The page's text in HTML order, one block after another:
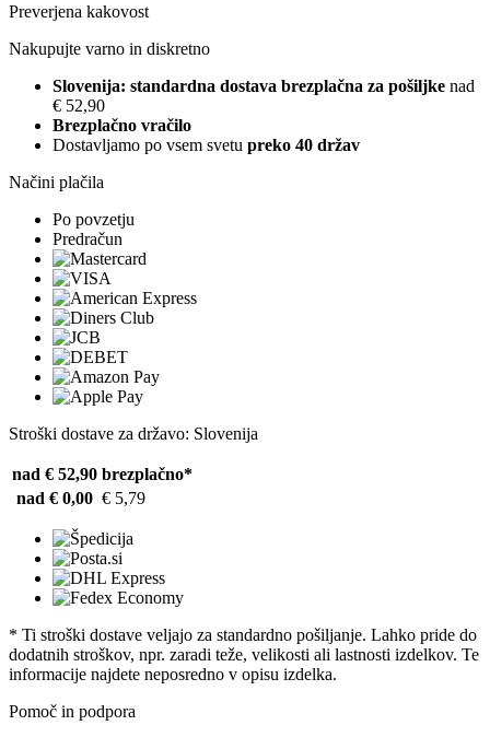
Preverjena kakovost
Nakupujte varno in diskretno
Slovenija: standardna dostava brezplačna za pošiljke nad
€ 52,90
Brezplačno vračilo
Dostavljamo po vsem svetu preko 40 držav
Načini plačila
Po povzetju
Predračun
Stroški dostave za državo: Slovenija
nad € 52,90 brezplačno*
nad € 0,00 € 5,79
* Ti stroški dostave veljajo za standardno pošiljanje. Lahko pride do
dodatnih stroškov, npr. zaradi teže, velikosti ali lastnosti izdelkov. Te
informacije najdete neposredno v opisu izdelka.
Pomoč in podpora